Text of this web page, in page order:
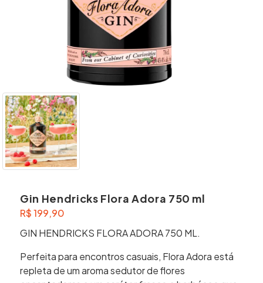
Gin Hendricks Flora Adora 750 ml
R$199,90
GIN HENDRICKS FLORA ADORA 750 ML.
Perfeita para encontros casuais, Flora Adora está
repleta de um aroma sedutor de flores